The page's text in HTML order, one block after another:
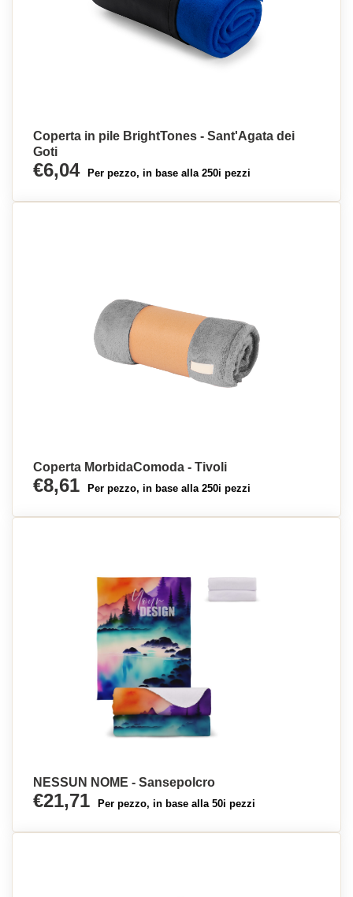
Coperta in pile BrightTones - Sant'Agata dei
Goti
€6,04 Per pezzo, in base alla 250i pezzi
Coperta MorbidaComoda - Tivoli
€8,61 Per pezzo, in base alla 250i pezzi
NESSUN NOME - Sansepolcro
€21,71 Per pezzo, in base alla 50i pezzi